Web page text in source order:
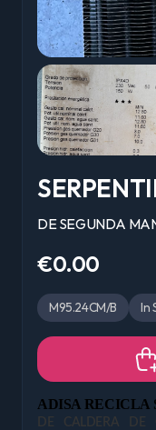
DE SEGUNDA
€0.00
M95.24CM/B In
ADISA RECICLA
DE CALDERA DE